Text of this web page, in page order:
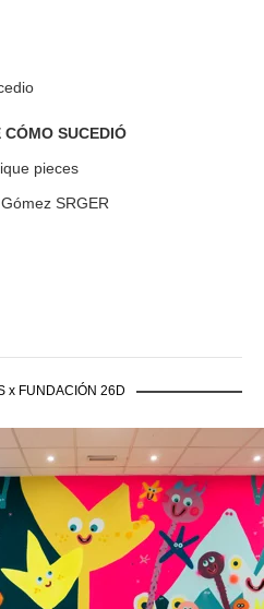
CÓMO SUCEDIÓ
pieces
SRGER
x FUNDACIÓN 26D